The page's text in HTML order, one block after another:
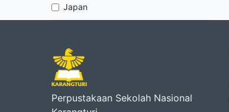
Japan
Perpustakaan Sekolah Nasional